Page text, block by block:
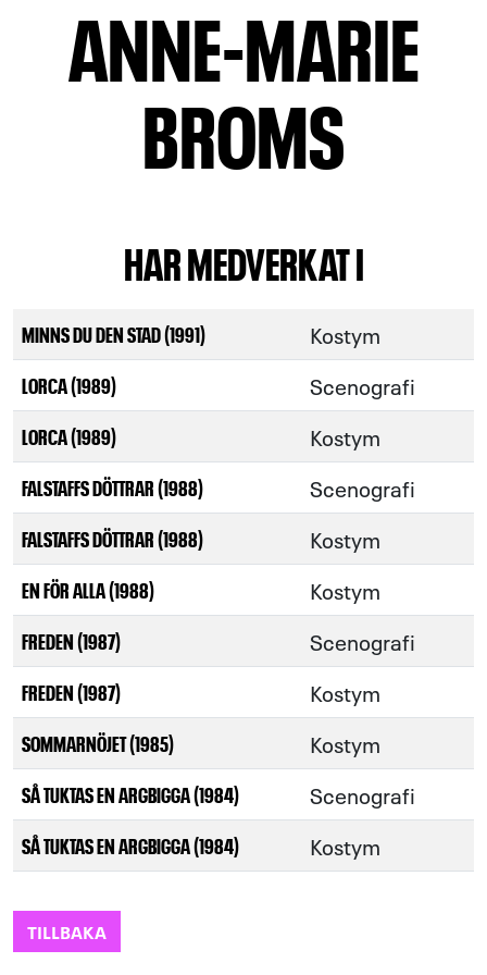
ANNE-MARIE
BROMS
HAR MEDVERKAT I
MINNS DU DEN STAD (1991) Kostym
LORCA (1989) Scenografi
LORCA (1989) Kostym
FALSTAFFS DÖTTRAR (1988) Scenografi
FALSTAFFS DÖTTRAR (1988) Kostym
EN FÖR ALLA (1988) Kostym
FREDEN (1987) Scenografi
FREDEN (1987) Kostym
SOMMARNÖJET (1985) Kostym
SÅ TUKTAS EN ARGBIGGA (1984) Scenografi
SÅ TUKTAS EN ARGBIGGA (1984) Kostym
TILLBAKA